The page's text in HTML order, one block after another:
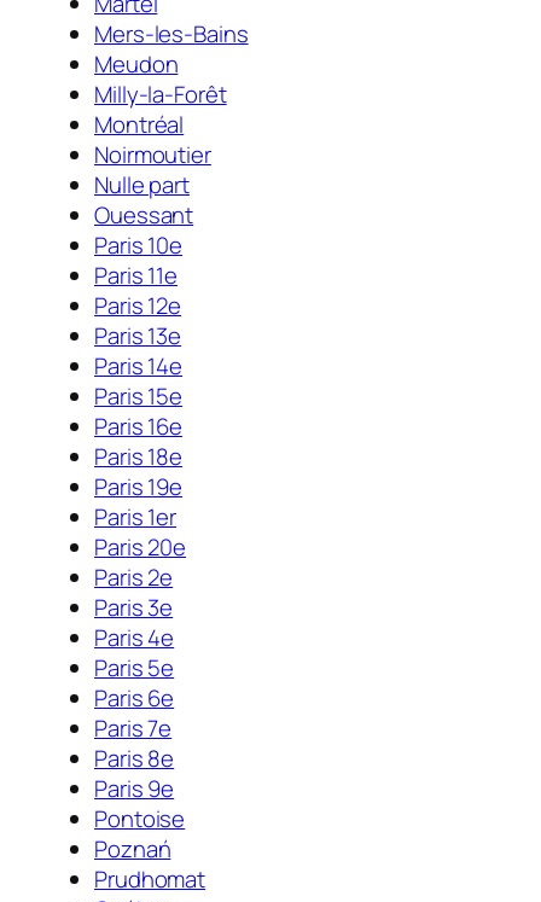
Mers-les-Bains
Meudon
Milly-la-Forêt
Montréal
Noirmoutier
Nulle part
Ouessant
Paris 10e
Paris 11e
Paris 12e
Paris 13e
Paris 14e
Paris 15e
Paris 16e
Paris 18e
Paris 19e
Paris 1er
Paris 20e
Paris 2e
Paris 3e
Paris 4e
Paris 5e
Paris 6e
Paris 7e
Paris 8e
Paris 9e
Pontoise
Poznań
Prudhomat